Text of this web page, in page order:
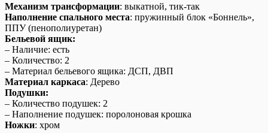
Механизм трансформации: выкатной, тик-так
Наполнение спального места: пружинный блок «Боннель»,
ППУ (пенополиуретан)
Бельевой ящик:
– Наличие: есть
– Количество: 2
– Материал бельевого ящика: ДСП, ДВП
Материал каркаса: Дерево
Подушки:
– Количество подушек: 2
– Наполнение подушек: поролоновая крошка
Ножки: хром